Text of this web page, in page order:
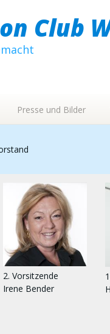
Club
Presse und Bilder
2. Vorsitzende
Irene Bender